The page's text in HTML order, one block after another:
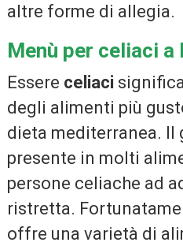
altre forme di allegia.
Menù per celiaci a
Essere celiaci
degli alimenti più
dieta mediterranea.
presente in molti
persone celiache ad
ristretta.
offre una varietà di